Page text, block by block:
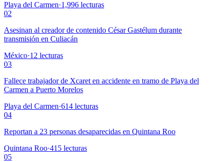
Playa del Carmen·1,996 lecturas
02
Asesinan al creador de contenido César Gastélum durante
transmisión en Culiacán
México·12 lecturas
03
Fallece trabajador de Xcaret en accidente en tramo de Playa del
Carmen a Puerto Morelos
Playa del Carmen·614 lecturas
04
Reportan a 23 personas desaparecidas en Quintana Roo
Quintana Roo·415 lecturas
05